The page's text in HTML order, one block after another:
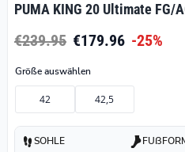
PUMA KING 20 Ultimate FG/
€239.95 €179.96 -25%
Größe auswählen
42 42,5
SOHLE